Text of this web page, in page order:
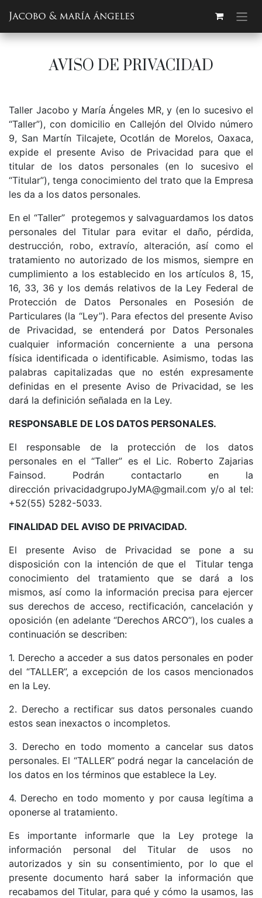
AVISO DE PRIVACIDAD
Taller Jacobo y María Ángeles MR, y (en lo sucesivo el
“Taller”), con domicilio en Callejón del Olvido número
9, San Martín Tilcajete, Ocotlán de Morelos, Oaxaca,
expide el presente Aviso de Privacidad para que el
titular de los datos personales (en lo sucesivo el
“Titular”), tenga conocimiento del trato que la Empresa
les da a los datos personales.
En el “Taller” protegemos y salvaguardamos los datos
personales del Titular para evitar el daño, pérdida,
destrucción, robo, extravío, alteración, así como el
tratamiento no autorizado de los mismos, siempre en
cumplimiento a los establecido en los artículos 8, 15,
16, 33, 36 y los demás relativos de la Ley Federal de
Protección de Datos Personales en Posesión de
Particulares (la “Ley”). Para efectos del presente Aviso
de Privacidad, se entenderá por Datos Personales
cualquier información concerniente a una persona
física identificada o identificable. Asimismo, todas las
palabras capitalizadas que no estén expresamente
definidas en el presente Aviso de Privacidad, se les
dará la definición señalada en la Ley.
RESPONSABLE DE LOS DATOS PERSONALES.
El responsable de la protección de los datos
personales en el “Taller” es el Lic. Roberto Zajarias
Fainsod. Podrán contactarlo en la
dirección privacidadgrupoJyMA@gmail.com y/o al tel:
+52(55) 5282-5033.
FINALIDAD DEL AVISO DE PRIVACIDAD.
El presente Aviso de Privacidad se pone a su
disposición con la intención de que el Titular tenga
conocimiento del tratamiento que se dará a los
mismos, así como la información precisa para ejercer
sus derechos de acceso, rectificación, cancelación y
oposición (en adelante “Derechos ARCO”), los cuales a
continuación se describen:
1. Derecho a acceder a sus datos personales en poder
del “TALLER”, a excepción de los casos mencionados
en la Ley.
2. Derecho a rectificar sus datos personales cuando
estos sean inexactos o incompletos.
3. Derecho en todo momento a cancelar sus datos
personales. El “TALLER” podrá negar la cancelación de
los datos en los términos que establece la Ley.
4. Derecho en todo momento y por causa legítima a
oponerse al tratamiento.
Es importante informarle que la Ley protege la
información personal del Titular de usos no
autorizados y sin su consentimiento, por lo que el
presente documento hará saber la información que
recabamos del Titular, para qué y cómo la usamos, las